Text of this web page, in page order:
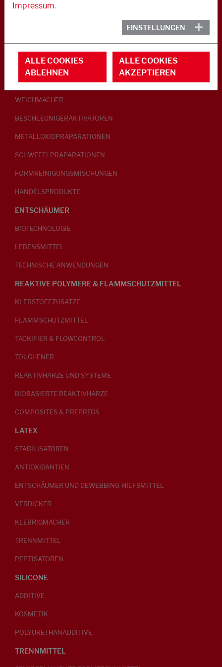
GLEITMITTEL
PEPTISATOREN
KLEBRIGMACHER / HOMOGENISATOREN
WEICHMACHER
BESCHLEUNIGERAKTIVATOREN
METALLOXIDPRÄPARATIONEN
SCHWEFELPRÄPARATIONEN
FORMREINIGUNGSMISCHUNGEN
HANDELSPRODUKTE
ENTSCHÄUMER
BIOTECHNOLOGIE
LEBENSMITTEL
TECHNISCHE ANWENDUNGEN
REAKTIVE POLYMERE & FLAMMSCHUTZMITTEL
KLEBSTOFFZUSÄTZE
FLAMMSCHUTZMITTEL
TACKIFIER & FLOWCONTROL
TOUGHENER
REAKTIVHARZE UND SYSTEME
BIOBASIERTE REAKTIVHARZE
COMPOSITES & PREPREGS
LATEX
STABILISATOREN
ANTIOXIDANTIEN
ENTSCHÄUMER UND DEWEBBING-HILFSMITTEL
VERDICKER
KLEBRIGMACHER
TRENNMITTEL
PEPTISATOREN
SILICONE
ADDITIVE
KOSMETIK
POLYURETHANADDITIVE
TRENNMITTEL
Impressum.
EINSTELLUNGEN
ALLE COOKIES
ABLEHNEN
ALLE COOKIES
AKZEPTIEREN